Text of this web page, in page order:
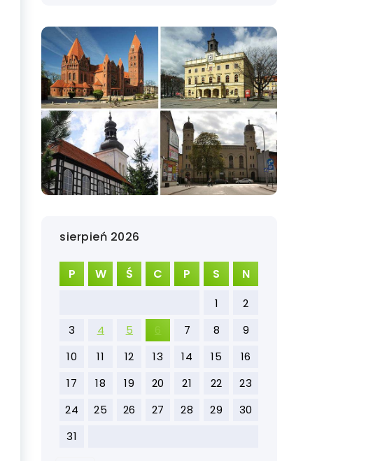
sierpień 2026
P W Ś C P S N
1
2
3
4 5 6 7 8
9
10
11 12 13 14 15
16
17
18 19 20 21 22
23
24
25 26 27 28 29
30
31